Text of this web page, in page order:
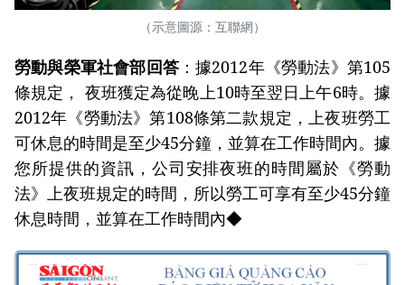
（示意圖源：互聯網）
勞動與榮軍社會部回答：據2012年《勞動法》第105
條規定， 夜班獲定為從晚上10時至翌日上午6時。據
2012年《勞動法》第108條第二款規定，上夜班勞工
可休息的時間是至少45分鐘，並算在工作時間內。據
您所提供的資訊，公司安排夜班的時間屬於《勞動
法》上夜班規定的時間，所以勞工可享有至少45分鐘
休息時間，並算在工作時間內◆